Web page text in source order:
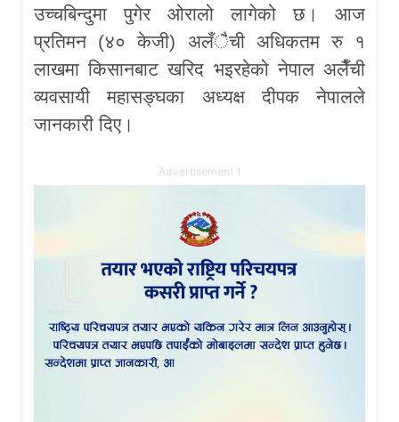
उच्चबिन्दुमा पुगेर ओरालो लागेको छ। आज
प्रतिमन (४० केजी) अलँैची अधिकतम रु १
लाखमा किसानबाट खरिद भइरहेको नेपाल अलैँची
व्यवसायी महासङ्घका अध्यक्ष दीपक नेपालले
जानकारी दिए।
Advertisement 1